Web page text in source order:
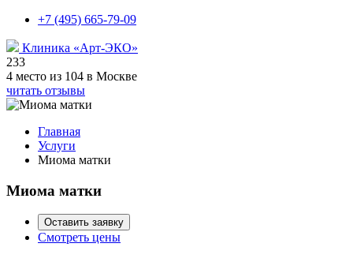
+7 (495) 665-79-09
Клиника «Арт-ЭКО»
233
4 место из 104 в Москве
читать отзывы
Главная
Услуги
Миома матки
Миома матки
Оставить заявку
Смотреть цены